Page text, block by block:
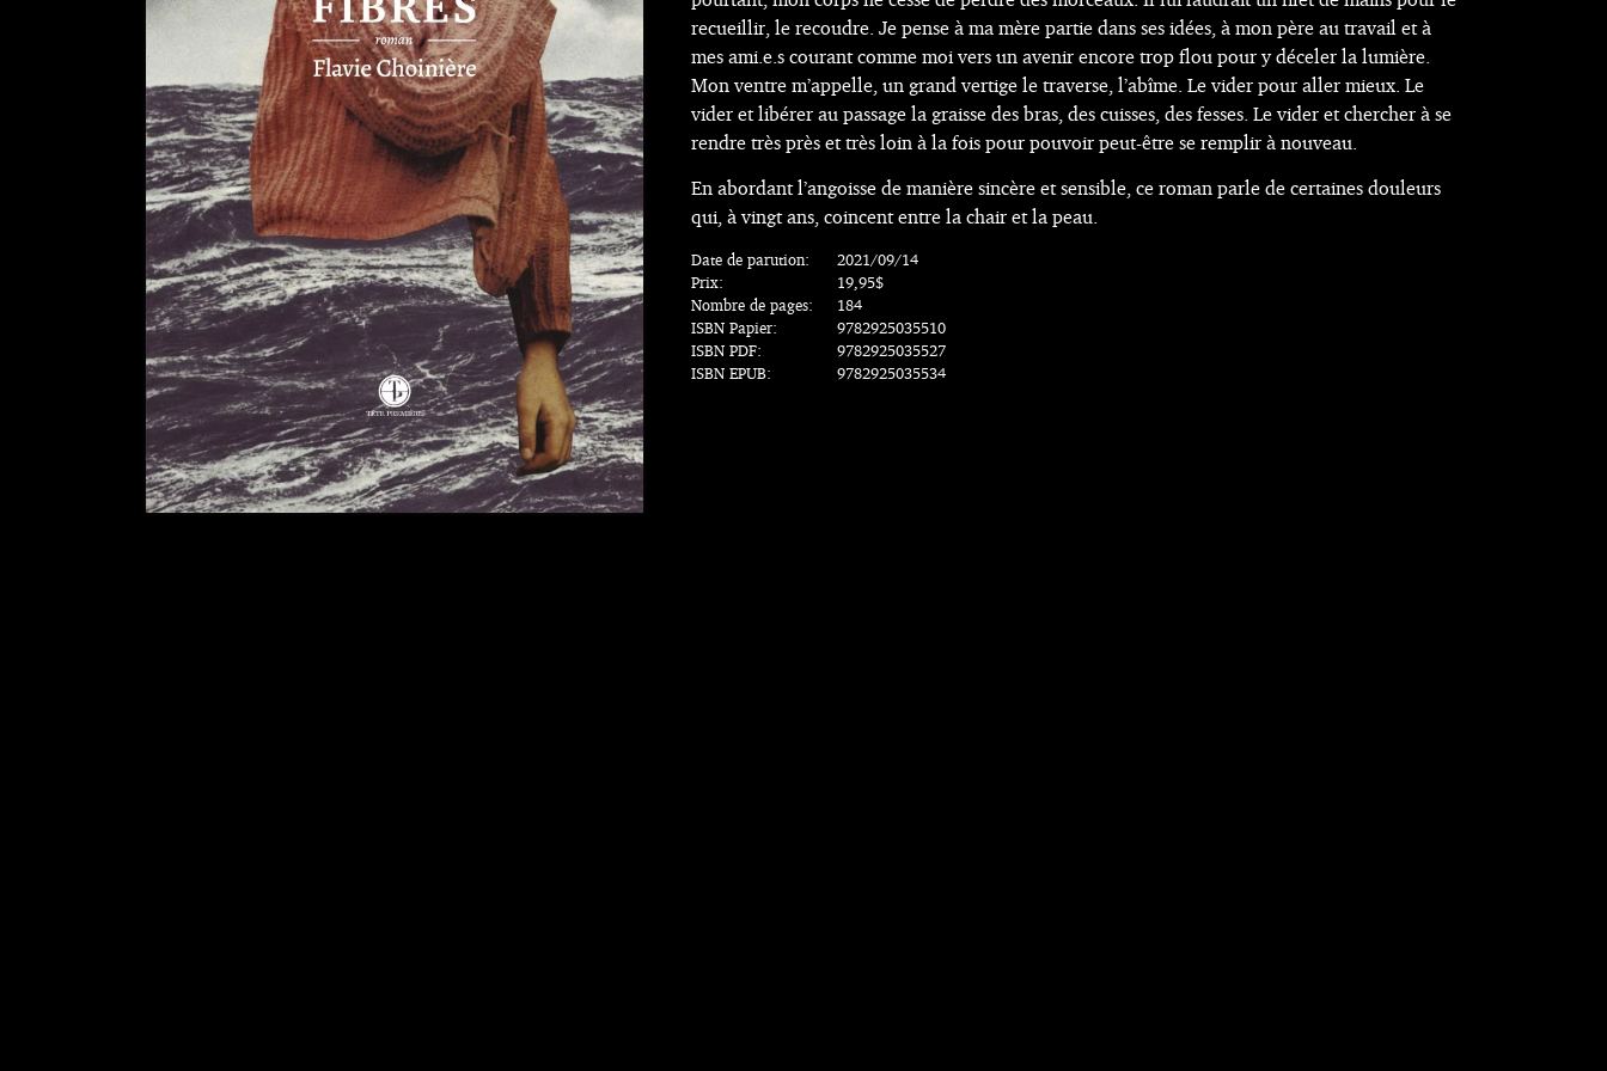
recueillir, le recoudre. Je pense à ma mère partie dans ses idées, à mon père au travail et à
mes ami.e.s courant comme moi vers un avenir encore trop flou pour y déceler la lumière.
Mon ventre m’appelle, un grand vertige le traverse, l’abîme. Le vider pour aller mieux. Le
vider et libérer au passage la graisse des bras, des cuisses, des fesses. Le vider et chercher à se
rendre très près et très loin à la fois pour pouvoir peut-être se remplir à nouveau.
En abordant l’angoisse de manière sincère et sensible, ce roman parle de certaines douleurs
qui, à vingt ans, coincent entre la chair et la peau.
Date de parution:
Prix:
Nombre de pages:
ISBN Papier:
ISBN PDF:
ISBN EPUB:
2021/09/14
19,95$
184
9782925035510
9782925035527
9782925035534